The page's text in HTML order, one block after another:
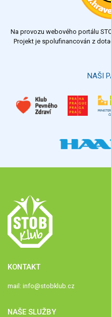
Fastfood
Studená
Řadit dle:
Na provozu webového portálu
Projekt je spolufinancován z
NAŠI
KONTAKT
mail: info@stobklub.cz
NAŠE SLUŽBY